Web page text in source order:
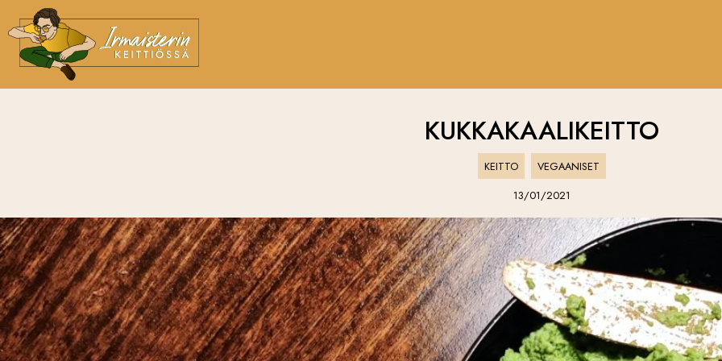
KUKKAKAALIKEITTO
KEITTO
VEGAANISET
13/01/2021